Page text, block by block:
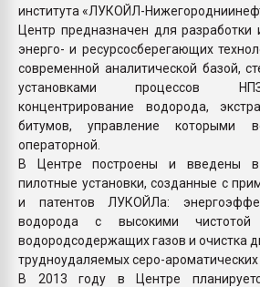
института «ЛУКОЙЛ-
Центр предназначен для разработки
энерго- и ресурсосберегающих
современной аналитической базой,
установками процессов
концентрирование водорода,
битумов, управление которыми
операторной.
В Центре построены и введены в
пилотные установки, созданные с
и патентов ЛУКОЙЛа:
водорода с высокими
водородсодержащих газов и очистка
трудноудаляемых серо-ароматических
В 2013 году в Центре